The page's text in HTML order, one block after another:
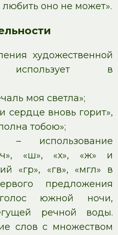
любить оно не может».
художественной
использует в
моя светла»;
сердце вновь горит»,
тобою»;
использование
«ш», «х», «ж» и
«гр», «гв», «мгл» в
предложения
южной ночи,
речной воды.
слов с множеством